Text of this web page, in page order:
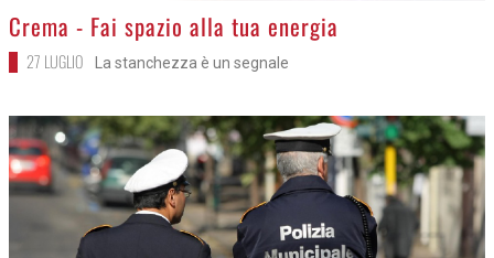
>
Crema - Fai spazio alla tua energia
27 LUGLIO La stanchezza è un segnale